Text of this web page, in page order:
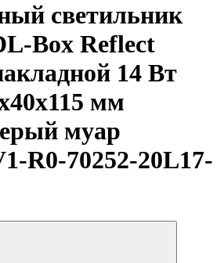
светильник
Box Reflect
14 Вт
мм
муар
R0-70252-20L17-